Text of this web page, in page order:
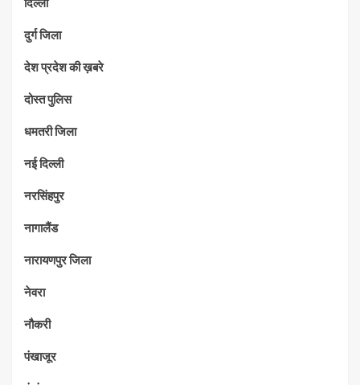
दुर्ग जिला
देश प्रदेश की ख़बरे
दोस्त पुलिस
धमतरी जिला
नई दिल्ली
नरसिंहपुर
नागालैंड
नारायणपुर जिला
नेवरा
नौकरी
पंखाजूर